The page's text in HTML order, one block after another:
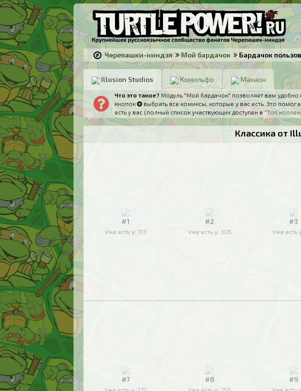
Черепашки-ниндзя Мой бардачок Бардачок
Illusion Studios Комильфо Махаон
Что это такое? Модуль "Мой бардачок" позволяет вам удобно
кнопок
выбрать все комиксы, которые у вас есть. Это
есть у вас (полный список участвующих доступен в "Топ
Классика от
#1
Уже есть у: 313
#2
Уже есть у: 305
#3
Уже есть
#7
Уже есть у: 272
#8
Уже есть у: 255
#9
Уже есть